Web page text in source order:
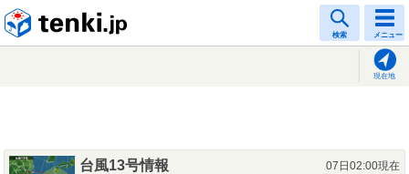
検索 メニュー
現在地
台風13号情報
07日02:00現在